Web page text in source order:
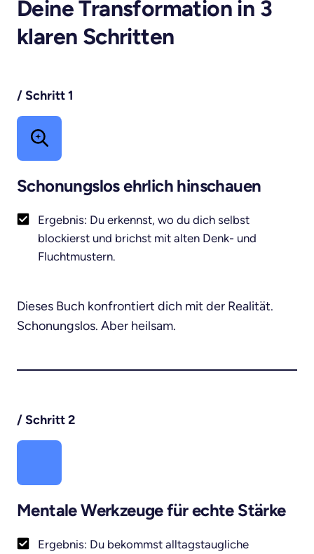
Deine Transformation in 3
klaren Schritten
/ Schritt 1
Schonungslos ehrlich hinschauen
Ergebnis: Du erkennst, wo du dich selbst
blockierst und brichst mit alten Denk- und
Fluchtmustern.
Dieses Buch konfrontiert dich mit der Realität.
Schonungslos. Aber heilsam.
/ Schritt 2
Mentale Werkzeuge für echte Stärke
Ergebnis: Du bekommst alltagstaugliche